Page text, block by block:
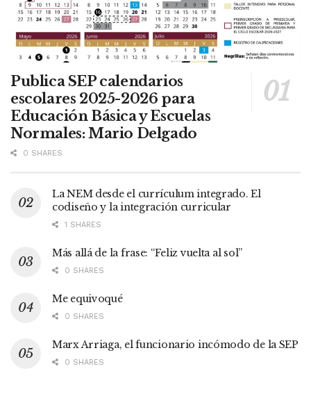
Publica SEP calendarios
escolares 2025-2026 para
Educación Básica y Escuelas
Normales: Mario Delgado
0 SHARES
La NEM desde el currículum integrado. El
codiseño y la integración curricular
1 SHARES
Más allá de la frase: “Feliz vuelta al sol”
0 SHARES
Me equivoqué
0 SHARES
Marx Arriaga, el funcionario incómodo de la SEP
0 SHARES